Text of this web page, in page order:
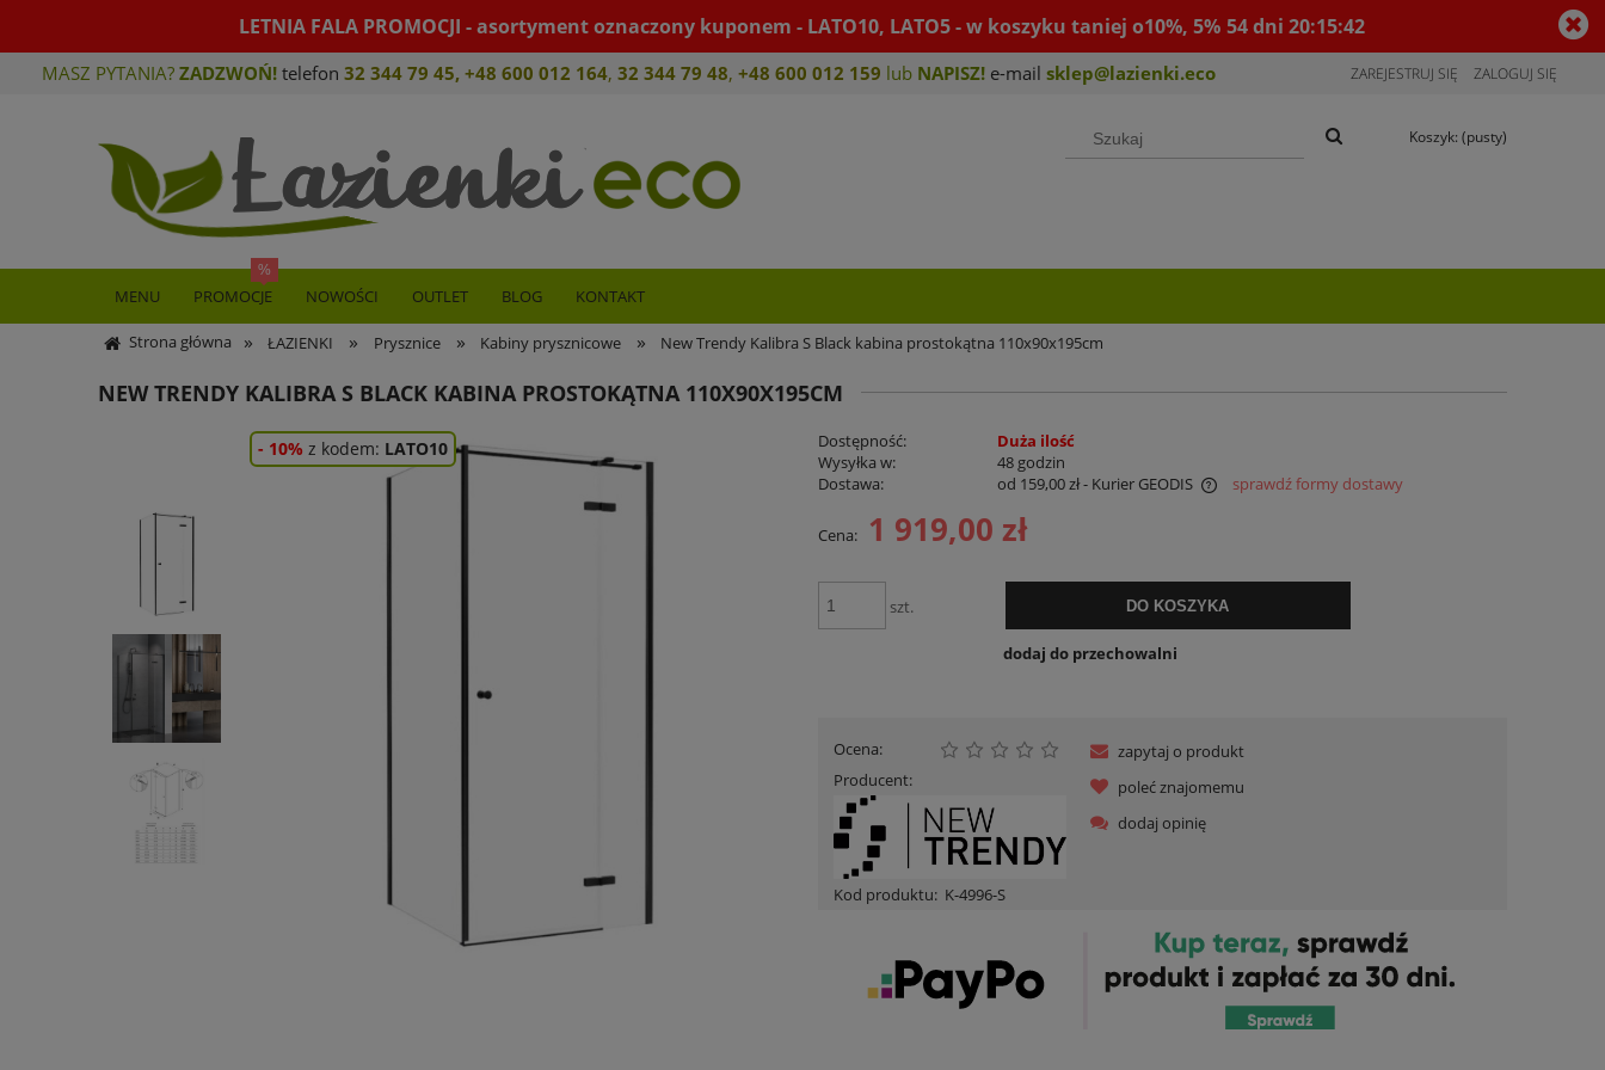
LETNIA FALA PROMOCJI - asortyment oznaczony kuponem - LATO10, LATO5 - w koszyku taniej o10%, 5% 54dni20:15:42
MASZ PYTANIA? ZADZWOŃ! telefon 32 344 79 45, +48 600 012 164, 32 344 79 48, +48 600 012 159 lub NAPISZ! e-mail sklep@lazienki.eco ZAREJESTRUJ SIĘ ZALOGUJ SIĘ
Koszyk: (pusty)
MENU PROMOCJE NOWOŚCI OUTLET BLOG KONTAKT
Strona główna » ŁAZIENKI » Prysznice » Kabiny prysznicowe » New Trendy Kalibra S Black kabina prostokątna 110x90x195cm
NEW TRENDY KALIBRA S BLACK KABINA PROSTOKĄTNA 110X90X195CM
- 10% z kodem: LATO10 Dostępność:
Duża ilość
Wysyłka w:
48 godzin
Dostawa:
od 159,00 zł- Kurier GEODIS
Cena nie zawiera ewentualnych kosztów
sprawdź formy dostawy
Cena: 1 919,00 zł
szt. DO KOSZYKA
dodaj do przechowalni
Ocena:
Producent:
Kod produktu: K-4996-S
zapytaj o produkt
poleć znajomemu
dodaj opinię